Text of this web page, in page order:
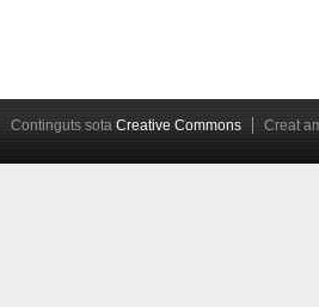
Continguts sota Creative Commons Creat